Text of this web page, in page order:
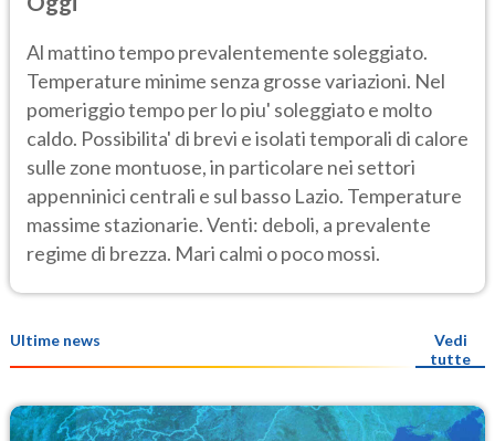
Al mattino tempo prevalentemente soleggiato.
Temperature minime senza grosse variazioni. Nel
pomeriggio tempo per lo piu' soleggiato e molto
caldo. Possibilita' di brevi e isolati temporali di calore
sulle zone montuose, in particolare nei settori
appenninici centrali e sul basso Lazio. Temperature
massime stazionarie. Venti: deboli, a prevalente
regime di brezza. Mari calmi o poco mossi.
Ultime news
Vedi
tutte